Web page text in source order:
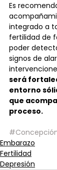
Es
integrado a
fertilidad de
poder
signos de
será
entorno
que
proceso.
Embarazo
Fertilidad
Depresión